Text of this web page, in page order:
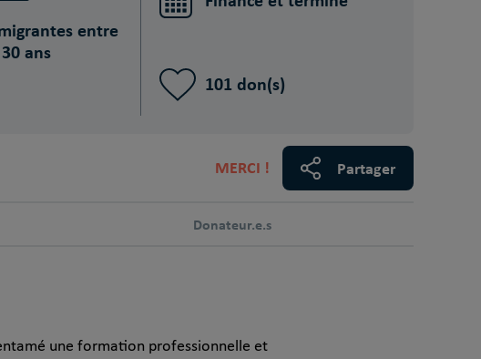
entre
ans
101 don(s)
MERCI ! Partager
Donateur.e.s
une formation professionnelle et